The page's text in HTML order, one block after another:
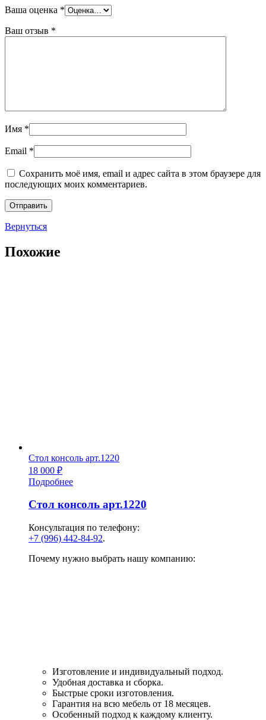
Ваша оценка *
Ваш отзыв *
Имя *
Email *
Сохранить моё имя, email и адрес сайта в этом браузере для
последующих моих комментариев.
Вернуться
Похожие
Стол консоль арт.1220
18 000 ₽
Подробнее
Стол консоль арт.1220
Консультация по телефону:
+7 (996) 442-84-92.
Почему нужно выбрать нашу компанию:
Изготовление и индивидуальный подход.
Удобная доставка и сборка.
Быстрые сроки изготовления.
Гарантия на всю мебель от 18 месяцев.
Особенный подход к каждому клиенту.